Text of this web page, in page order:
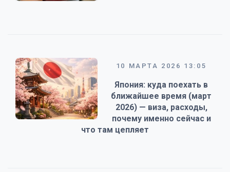
10 МАРТА 2026 13:05
Япония: куда поехать в
ближайшее время (март
2026) — виза, расходы,
почему именно сейчас и
что там цепляет